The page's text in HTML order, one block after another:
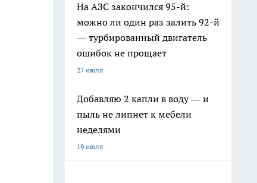
На АЗС закончился 95-й:
можно ли один раз залить 92-й
— турбированный двигатель
ошибок не прощает
27 июля
Добавляю 2 капли в воду — и
пыль не липнет к мебели
неделями
19 июля